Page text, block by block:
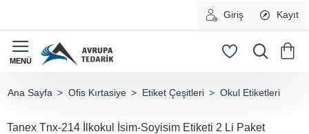
Giriş Kayıt
Ofis Kırtasiye Etiket Çeşitleri Okul Etiketleri
Tanex Tnx-214 İlkokul İsim-Soyisim Etiketi 2 Li Paket